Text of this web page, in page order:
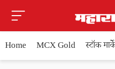
Home MCX Gold स्टॉक